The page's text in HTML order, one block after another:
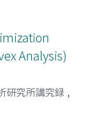
Analysis)
研究所講究録 ,